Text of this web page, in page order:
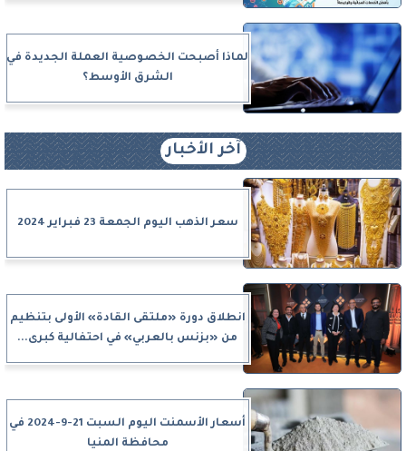
لماذا أصبحت الخصوصية العملة الجديدة في
الشرق الأوسط؟
آخر الأخبار
سعر الذهب اليوم الجمعة 23 فبراير 2024
انطلاق دورة «ملتقى القادة» الأولى بتنظيم
من «بزنس بالعربي» في احتفالية كبرى...
أسعار الأسمنت اليوم السبت 21-9-2024 في
محافظة المنيا